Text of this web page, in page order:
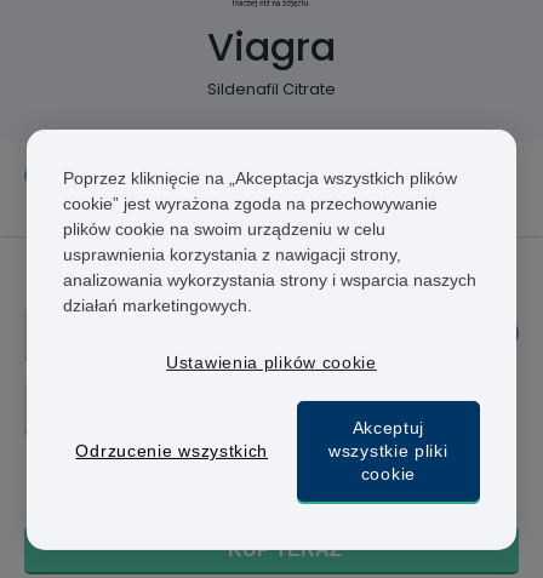
Viagra
Sildenafil Citrate
Zazwyczaj nasi pacjenci zamawiają12 tabletek
2 miesiące.
Viagra
4 TABLETKI - 547 ZŁ
546,95 zł
KUP TERAZ
Poprzez kliknięcie na „Akceptacja wszystkich plików
cookie” jest wyrażona zgoda na przechowywanie
plików cookie na swoim urządzeniu w celu
usprawnienia korzystania z nawigacji strony,
analizowania wykorzystania strony i wsparcia naszych
działań marketingowych.
Ustawienia plików cookie
Odrzucenie wszystkich
Akceptuj
wszystkie pliki
cookie